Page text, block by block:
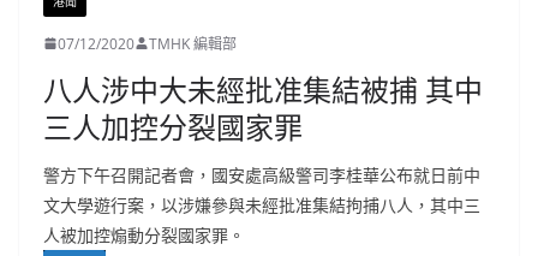
07/12/2020 TMHK 編輯部
八人涉中大未經批准集結被捕 其中
三人加控分裂國家罪
警方下午召開記者會，國安處高級警司李桂華公布就日前中
文大學遊行案，以涉嫌參與未經批准集結拘捕八人，其中三
人被加控煽動分裂國家罪。